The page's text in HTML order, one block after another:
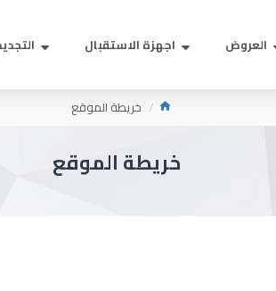
العروض اجهزة الاستقبال
خريطة الموقع
خريطة الموقع